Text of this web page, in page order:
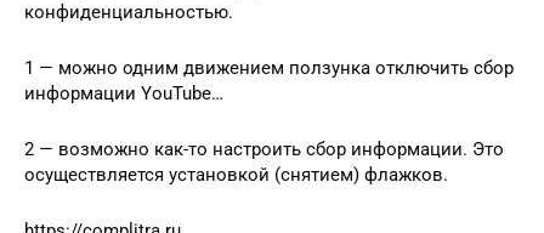
конфиденциальностью.
1 — можно одним движением ползунка отключить сбор
информации YouTube…
2 — возможно как-то настроить сбор информации. Это
осуществляется установкой (снятием) флажков.